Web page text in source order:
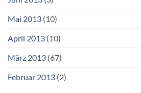
Mai 2013 (10)
April 2013 (10)
März 2013 (67)
Februar 2013 (2)